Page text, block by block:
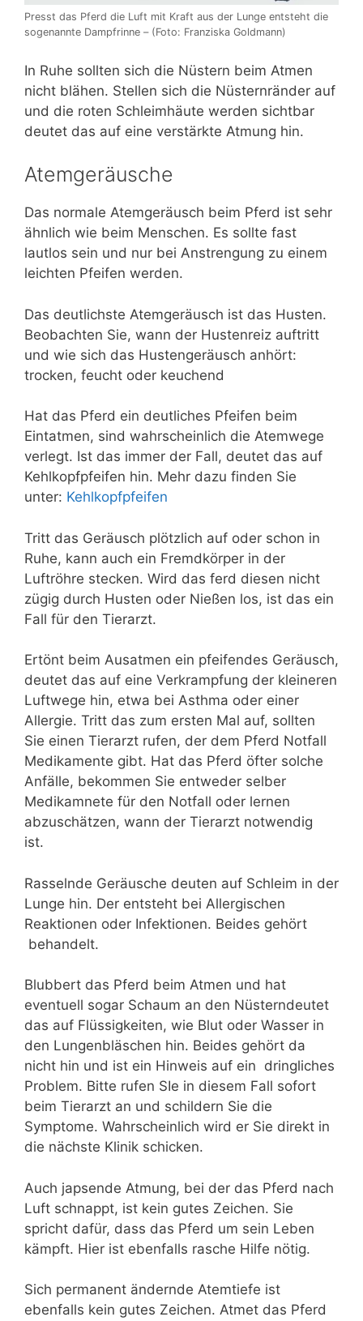
Presst das Pferd die Luft mit Kraft aus der Lunge entsteht die
sogenannte Dampfrinne – (Foto: Franziska Goldmann)
In Ruhe sollten sich die Nüstern beim Atmen
nicht blähen. Stellen sich die Nüsternränder auf
und die roten Schleimhäute werden sichtbar
deutet das auf eine verstärkte Atmung hin.
Atemgeräusche
Das normale Atemgeräusch beim Pferd ist sehr
ähnlich wie beim Menschen. Es sollte fast
lautlos sein und nur bei Anstrengung zu einem
leichten Pfeifen werden.
Das deutlichste Atemgeräusch ist das Husten.
Beobachten Sie, wann der Hustenreiz auftritt
und wie sich das Hustengeräusch anhört:
trocken, feucht oder keuchend
Hat das Pferd ein deutliches Pfeifen beim
Eintatmen, sind wahrscheinlich die Atemwege
verlegt. Ist das immer der Fall, deutet das auf
Kehlkopfpfeifen hin. Mehr dazu finden Sie
unter: Kehlkopfpfeifen
Tritt das Geräusch plötzlich auf oder schon in
Ruhe, kann auch ein Fremdkörper in der
Luftröhre stecken. Wird das ferd diesen nicht
zügig durch Husten oder Nießen los, ist das ein
Fall für den Tierarzt.
Ertönt beim Ausatmen ein pfeifendes Geräusch,
deutet das auf eine Verkrampfung der kleineren
Luftwege hin, etwa bei Asthma oder einer
Allergie. Tritt das zum ersten Mal auf, sollten
Sie einen Tierarzt rufen, der dem Pferd Notfall
Medikamente gibt. Hat das Pferd öfter solche
Anfälle, bekommen Sie entweder selber
Medikamnete für den Notfall oder lernen
abzuschätzen, wann der Tierarzt notwendig
ist.
Rasselnde Geräusche deuten auf Schleim in der
Lunge hin. Der entsteht bei Allergischen
Reaktionen oder Infektionen. Beides gehört
behandelt.
Blubbert das Pferd beim Atmen und hat
eventuell sogar Schaum an den Nüsterndeutet
das auf Flüssigkeiten, wie Blut oder Wasser in
den Lungenbläschen hin. Beides gehört da
nicht hin und ist ein Hinweis auf ein dringliches
Problem. Bitte rufen SIe in diesem Fall sofort
beim Tierarzt an und schildern Sie die
Symptome. Wahrscheinlich wird er Sie direkt in
die nächste Klinik schicken.
Auch japsende Atmung, bei der das Pferd nach
Luft schnappt, ist kein gutes Zeichen. Sie
spricht dafür, dass das Pferd um sein Leben
kämpft. Hier ist ebenfalls rasche Hilfe nötig.
Sich permanent ändernde Atemtiefe ist
ebenfalls kein gutes Zeichen. Atmet das Pferd